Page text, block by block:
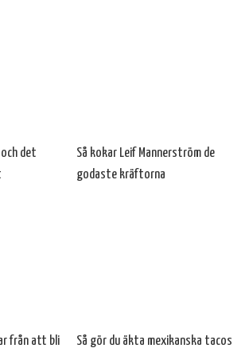
det
Så kokar Leif Mannerström de
godaste kräftorna
från att bli Så gör du äkta mexikanska tacos